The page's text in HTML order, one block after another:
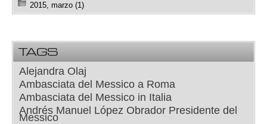
2015, marzo (1)
TAGS
Alejandra Olaj
Ambasciata del Messico a Roma
Ambasciata del Messico in Italia
Andrés Manuel López Obrador Presidente del
Messico